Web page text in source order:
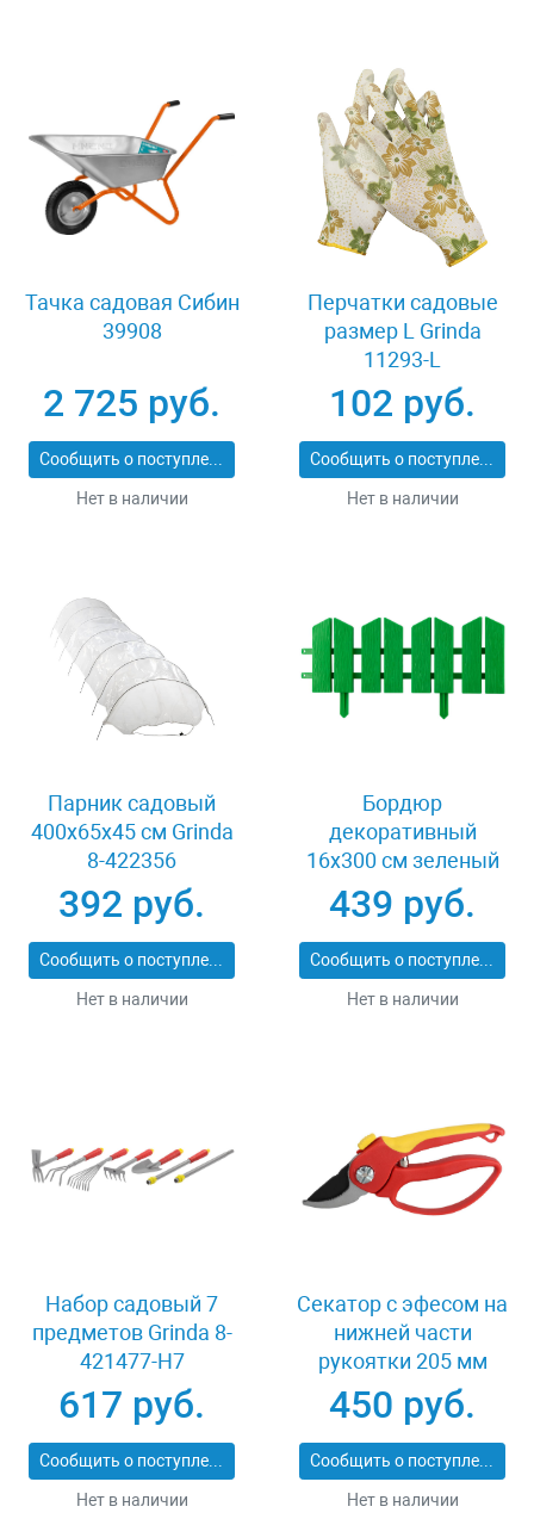
Тачка садовая Сибин
39908
2 725 руб.
Сообщить о поступлении
Нет в наличии
Перчатки садовые
размер L Grinda
11293-L
102 руб.
Сообщить о поступлении
Нет в наличии
Парник садовый
400х65х45 см Grinda
8-422356
392 руб.
Сообщить о поступлении
Нет в наличии
Бордюр
декоративный
16х300 см зеленый
Grinda 422225-G
439 руб.
Сообщить о поступлении
Нет в наличии
Набор садовый 7
предметов Grinda 8-
421477-H7
617 руб.
Сообщить о поступлении
Нет в наличии
Секатор с эфесом на
нижней части
рукоятки 205 мм
Grinda 8-423221
450 руб.
Сообщить о поступлении
Нет в наличии